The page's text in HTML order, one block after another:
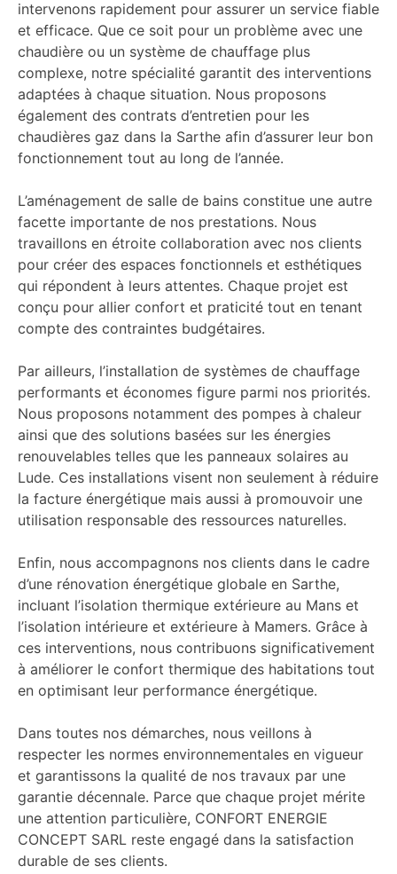
intervenons rapidement pour assurer un service fiable
et efficace. Que ce soit pour un problème avec une
chaudière ou un système de chauffage plus
complexe, notre spécialité garantit des interventions
adaptées à chaque situation. Nous proposons
également des contrats d’entretien pour les
chaudières gaz dans la Sarthe afin d’assurer leur bon
fonctionnement tout au long de l’année.
L’aménagement de salle de bains constitue une autre
facette importante de nos prestations. Nous
travaillons en étroite collaboration avec nos clients
pour créer des espaces fonctionnels et esthétiques
qui répondent à leurs attentes. Chaque projet est
conçu pour allier confort et praticité tout en tenant
compte des contraintes budgétaires.
Par ailleurs, l’installation de systèmes de chauffage
performants et économes figure parmi nos priorités.
Nous proposons notamment des pompes à chaleur
ainsi que des solutions basées sur les énergies
renouvelables telles que les panneaux solaires au
Lude. Ces installations visent non seulement à réduire
la facture énergétique mais aussi à promouvoir une
utilisation responsable des ressources naturelles.
Enfin, nous accompagnons nos clients dans le cadre
d’une rénovation énergétique globale en Sarthe,
incluant l’isolation thermique extérieure au Mans et
l’isolation intérieure et extérieure à Mamers. Grâce à
ces interventions, nous contribuons significativement
à améliorer le confort thermique des habitations tout
en optimisant leur performance énergétique.
Dans toutes nos démarches, nous veillons à
respecter les normes environnementales en vigueur
et garantissons la qualité de nos travaux par une
garantie décennale. Parce que chaque projet mérite
une attention particulière, CONFORT ENERGIE
CONCEPT SARL reste engagé dans la satisfaction
durable de ses clients.